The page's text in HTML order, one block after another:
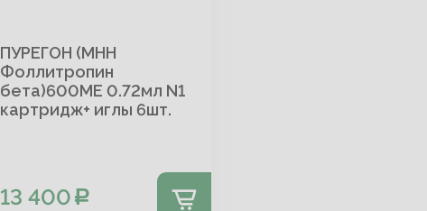
ПУРЕГОН (МНН
Фоллитропин
бета)600МЕ 0.72мл N1
картридж+ иглы 6шт.
13 400